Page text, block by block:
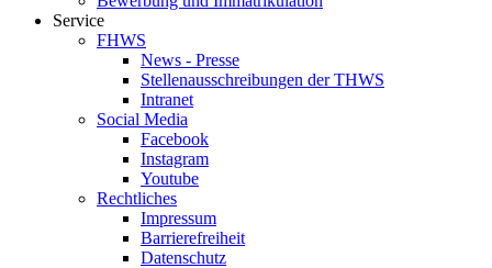
Service
FHWS
News - Presse
Stellenausschreibungen der THWS
Intranet
Social Media
Facebook
Instagram
Youtube
Rechtliches
Impressum
Barrierefreiheit
Datenschutz